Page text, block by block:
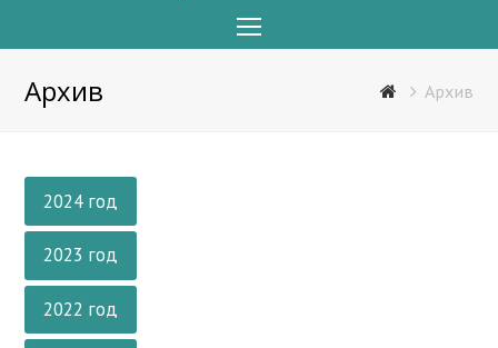
Архив Архив
2024 год
2023 год
2022 год